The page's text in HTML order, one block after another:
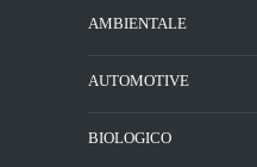
AMBIENTALE
AUTOMOTIVE
BIOLOGICO